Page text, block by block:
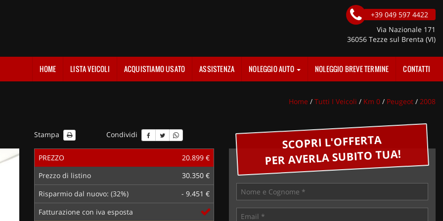
+39 049 597 4422
Via Nazionale 171
36056 Tezze sul Brenta (VI)
HOME LISTA VEICOLI ACQUISTIAMO USATO ASSISTENZA NOLEGGIO AUTO NOLEGGIO BREVE TERMINE CONTATTI
Home / Tutti I Veicoli / Km 0 / Peugeot / 2008
Stampa Condividi
PREZZO
20.899 €
Prezzo di listino
30.350 €
Risparmio dal nuovo: (32%)
- 9.451 €
Fatturazione con iva esposta
SCOPRI L'OFFERTA
PER AVERLA SUBITO TUA!